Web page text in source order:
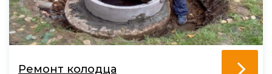
Ремонт колодца